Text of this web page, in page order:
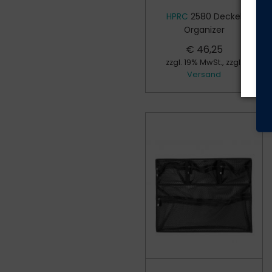
HPRC 2580 Deckel
Organizer
€ 46,25
zzgl. 19% MwSt., zzgl.
Versand